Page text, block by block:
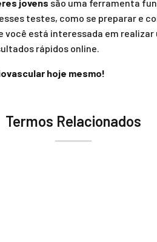
jovens são uma ferramenta
testes, como se preparar e
você está interessada em
rápidos online.
hoje mesmo!
Termos Relacionados